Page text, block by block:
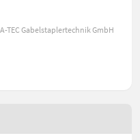
TEC Gabelstaplertechnik GmbH